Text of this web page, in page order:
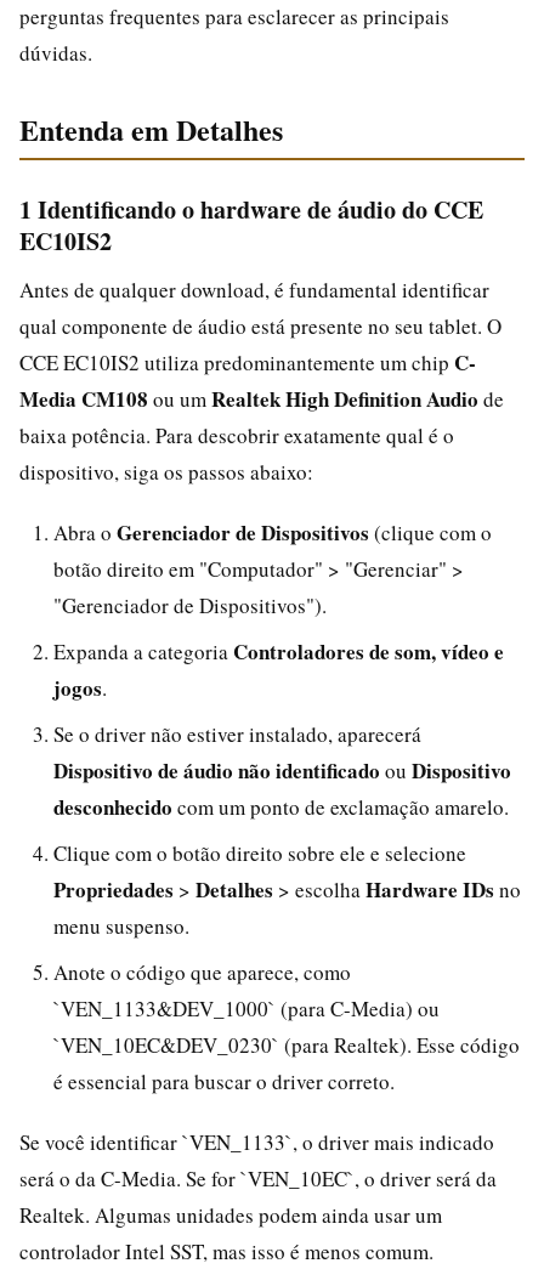
perguntas frequentes para esclarecer as principais
dúvidas.
Entenda em Detalhes
1 Identificando o hardware de áudio do CCE
EC10IS2
Antes de qualquer download, é fundamental identificar
qual componente de áudio está presente no seu tablet. O
CCE EC10IS2 utiliza predominantemente um chip C-
Media CM108 ou um Realtek High Definition Audio de
baixa potência. Para descobrir exatamente qual é o
dispositivo, siga os passos abaixo:
Abra o Gerenciador de Dispositivos (clique com o
botão direito em "Computador" > "Gerenciar" >
"Gerenciador de Dispositivos").
Expanda a categoria Controladores de som, vídeo e
jogos.
Se o driver não estiver instalado, aparecerá
Dispositivo de áudio não identificado ou Dispositivo
desconhecido com um ponto de exclamação amarelo.
Clique com o botão direito sobre ele e selecione
Propriedades > Detalhes > escolha Hardware IDs no
menu suspenso.
Anote o código que aparece, como
`VEN_1133&DEV_1000` (para C-Media) ou
`VEN_10EC&DEV_0230` (para Realtek). Esse código
é essencial para buscar o driver correto.
Se você identificar `VEN_1133`, o driver mais indicado
será o da C-Media. Se for `VEN_10EC`, o driver será da
Realtek. Algumas unidades podem ainda usar um
controlador Intel SST, mas isso é menos comum.